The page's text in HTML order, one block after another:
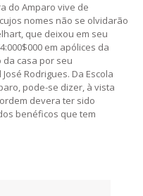
do Amparo vive de
nomes não se olvidarão
que deixou em seu
em apólices da
casa por seu
Rodrigues. Da Escola
pode-se dizer, à vista
devera ter sido
benéficos que tem